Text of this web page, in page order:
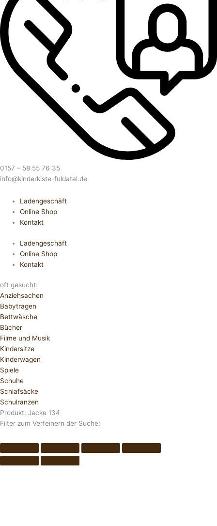
0157 – 58 55 76 35
info@kinderkiste-fuldatal.de
Ladengeschäft
Online Shop
Kontakt
Ladengeschäft
Online Shop
Kontakt
oft gesucht:
Anziehsachen
Babytragen
Bettwäsche
Bücher
Filme und Musik
Kindersitze
Kinderwagen
Spiele
Schuhe
Schlafsäcke
Schulranzen
Produkt: Jacke 134
Filter zum Verfeinern der Suche: